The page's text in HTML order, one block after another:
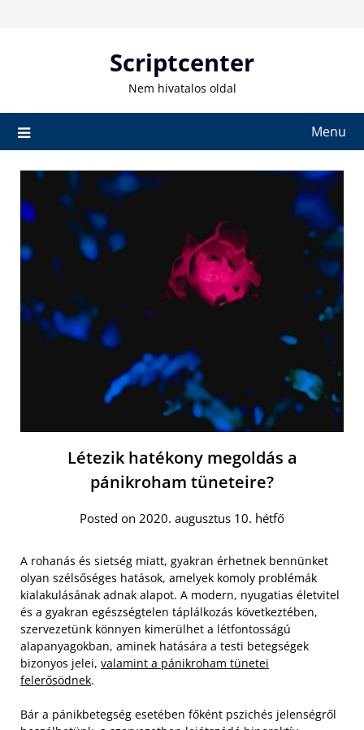
Scriptcenter
Nem hivatalos oldal
Menu
Létezik hatékony megoldás a
pánikroham tüneteire?
Posted on 2020. augusztus 10. hétfő
A rohanás és sietség miatt, gyakran érhetnek bennünket
olyan szélsőséges hatások, amelyek komoly problémák
kialakulásának adnak alapot. A modern, nyugatias életvitel
és a gyakran egészségtelen táplálkozás következtében,
szervezetünk könnyen kimerülhet a létfontosságú
alapanyagokban, aminek hatására a testi betegségek
bizonyos jelei, valamint a pánikroham tünetei
felerősödnek.
Bár a pánikbetegség esetében főként pszichés jelenségről